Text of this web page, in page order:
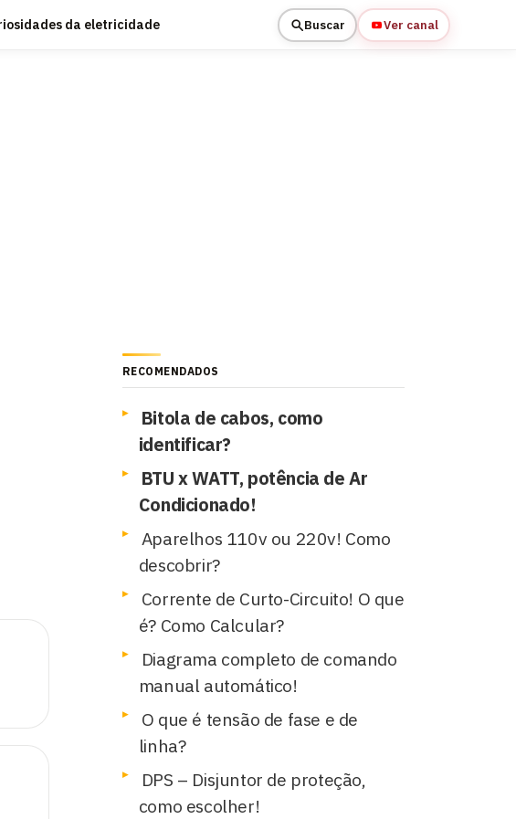
da eletricidade Buscar Ver canal
RECOMENDADOS
Bitola de cabos, como
identificar?
BTU x WATT, potência de Ar
Condicionado!
Aparelhos 110v ou 220v! Como
descobrir?
Corrente de Curto-Circuito! O que
é? Como Calcular?
Diagrama completo de comando
manual automático!
O que é tensão de fase e de
linha?
DPS – Disjuntor de proteção,
como escolher!